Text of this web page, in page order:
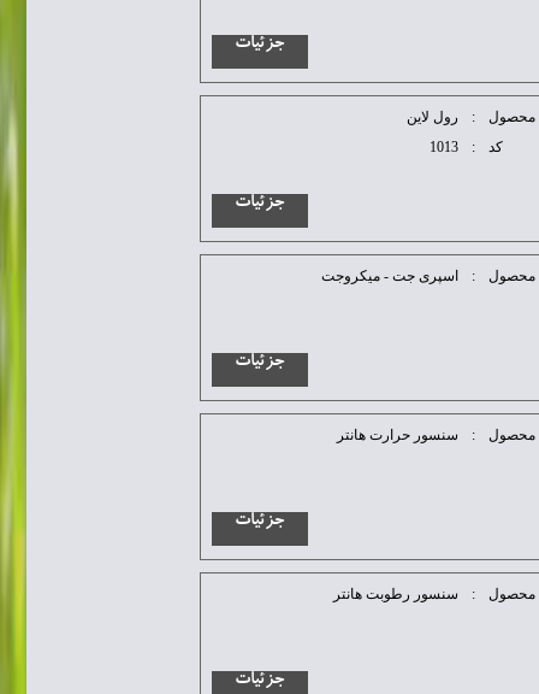
جزئیات
محصول :
رول لاين
کد
:
1013
جزئیات
محصول : اسپری جت - میکروجت
جزئیات
محصول : سنسور حرارت هانتر
جزئیات
محصول : سنسور رطوبت هانتر
جزئیات